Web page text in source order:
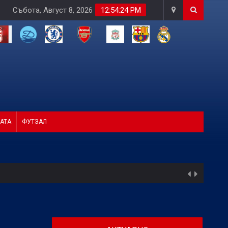
12:54:25 PM
Събота, Август 8, 2026
ФУТЗАЛ